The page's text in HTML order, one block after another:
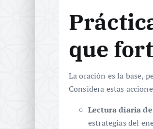
que
La oración es la base,
Considera estas
Lectura diaria
estrategias del